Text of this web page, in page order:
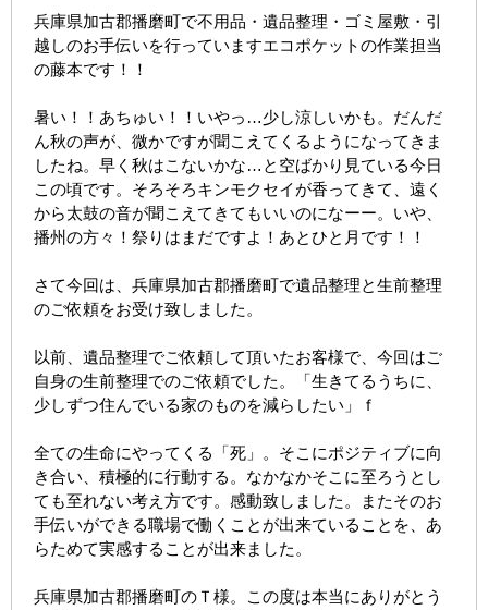
兵庫県加古郡播磨町で不用品・遺品整理・ゴミ屋敷・引
越しのお手伝いを行っていますエコポケットの作業担当
の藤本です！！
暑い！！あちゅい！！いやっ…少し涼しいかも。だんだ
ん秋の声が、微かですが聞こえてくるようになってきま
したね。早く秋はこないかな…と空ばかり見ている今日
この頃です。そろそろキンモクセイが香ってきて、遠く
から太鼓の音が聞こえてきてもいいのになーー。いや、
播州の方々！祭りはまだですよ！あとひと月です！！
さて今回は、兵庫県加古郡播磨町で遺品整理と生前整理
のご依頼をお受け致しました。
以前、遺品整理でご依頼して頂いたお客様で、今回はご
自身の生前整理でのご依頼でした。「生きてるうちに、
少しずつ住んでいる家のものを減らしたい」ｆ
全ての生命にやってくる「死」。そこにポジティブに向
き合い、積極的に行動する。なかなかそこに至ろうとし
ても至れない考え方です。感動致しました。またそのお
手伝いができる職場で働くことが出来ていることを、あ
らためて実感することが出来ました。
兵庫県加古郡播磨町のＴ様。この度は本当にありがとう